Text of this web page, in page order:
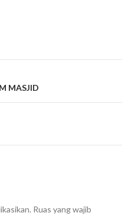
MASJID
Ruas yang wajib